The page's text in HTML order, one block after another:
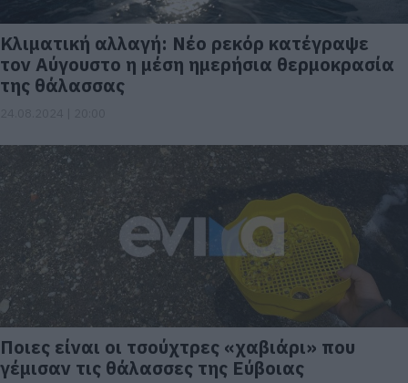
Κλιματική αλλαγή: Νέο ρεκόρ κατέγραψε
τον Αύγουστο η μέση ημερήσια θερμοκρασία
της θάλασσας
Ποιες είναι οι τσούχτρες «χαβιάρι» που
γέμισαν τις θάλασσες της Εύβοιας